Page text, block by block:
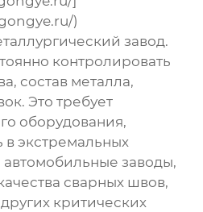
)
завод.
контролировать
состав металла,
Это требует
оборудования,
в экстремальных
автомобильные заводы,
сварных швов,
критических